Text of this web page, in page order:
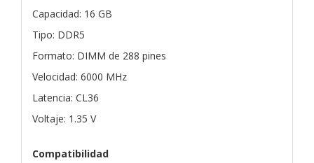
Capacidad: 16 GB
Tipo: DDR5
Formato: DIMM de 288 pines
Velocidad: 6000 MHz
Latencia: CL36
Voltaje: 1.35 V
Compatibilidad